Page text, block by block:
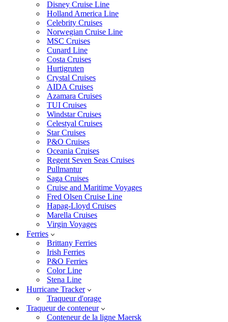
Disney Cruise Line
Holland America Line
Celebrity Cruises
Norwegian Cruise Line
MSC Cruises
Cunard Line
Costa Cruises
Hurtigruten
Crystal Cruises
AIDA Cruises
Azamara Cruises
TUI Cruises
Windstar Cruises
Celestyal Cruises
Star Cruises
P&O Cruises
Oceania Cruises
Regent Seven Seas Cruises
Pullmantur
Saga Cruises
Cruise and Maritime Voyages
Fred Olsen Cruise Line
Hapag-Lloyd Cruises
Marella Cruises
Virgin Voyages
Ferries
Brittany Ferries
Irish Ferries
P&O Ferries
Color Line
Stena Line
Hurricane Tracker
Traqueur d'orage
Traqueur de conteneur
Conteneur de la ligne Maersk